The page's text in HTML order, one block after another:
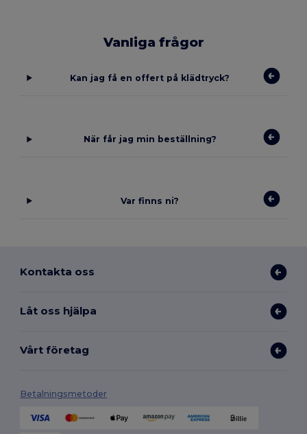
Vanliga frågor
Kan jag få en offert på klädtryck?
När får jag min beställning?
Var finns ni?
Kontakta oss
Låt oss hjälpa
Vårt företag
Betalningsmetoder